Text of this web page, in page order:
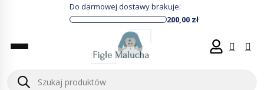
Do darmowej dostawy brakuje:
200,00 zł
Wyszukiwarka
produktów